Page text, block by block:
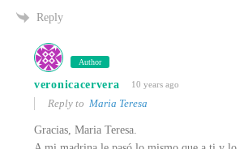
Reply
Author
veronicacervera 10 years ago
Reply toMaria Teresa
Gracias, Maria Teresa.